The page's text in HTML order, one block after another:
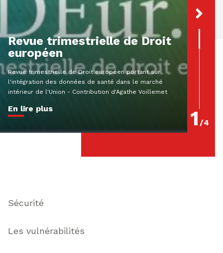
1 /4
Revue trimestrielle de Droit
européen
Revue trimestrielle de Droit européen portant sur
l'intégration des données de santé dans le marché
intérieur de l'Union - Contribution d'Agathe Voillemet
En lire plus En
Thématiques
Sécurité
Les vulnérabilités